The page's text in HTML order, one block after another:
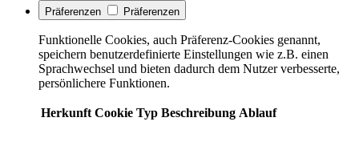
Präferenzen Präferenzen
Funktionelle Cookies, auch Präferenz-Cookies genannt,
speichern benutzerdefinierte Einstellungen wie z.B. einen
Sprachwechsel und bieten dadurch dem Nutzer verbesserte,
persönlichere Funktionen.
Herkunft Cookie Typ Beschreibung Ablauf